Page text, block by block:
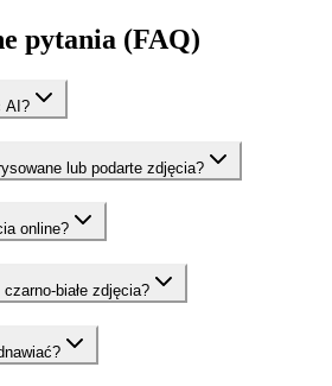
pytania (FAQ)
AI?
lub podarte zdjęcia?
online?
białe zdjęcia?